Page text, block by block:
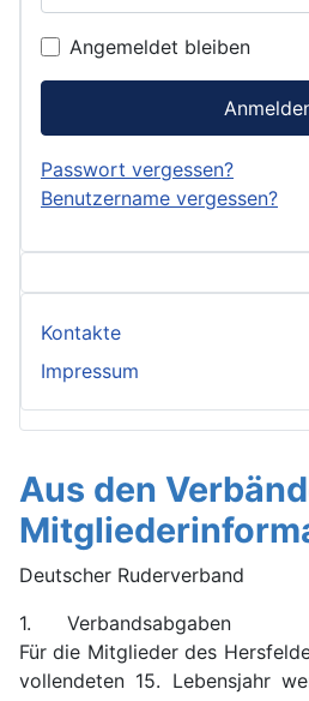
Angemeldet bleiben
Passwort vergessen?
Benutzername vergessen?
Kontakte
Impressum
Aus den
Deutscher Ruderverband
1. Verbandsabgaben
Für die Mitglieder des
vollendeten 15. Lebensjahr